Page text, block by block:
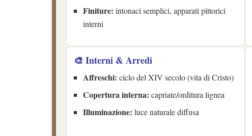
Finiture: intonaci semplici, apparati pittorici
interni
🎨 Interni & Arredi
Affreschi: ciclo del XIV secolo (vita di Cristo)
Copertura interna: capriate/orditura lignea
Illuminazione: luce naturale diffusa